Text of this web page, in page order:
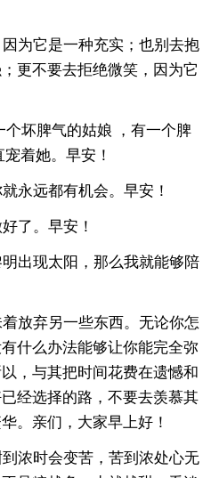
为它是一种充实；也别去抱
更不要去拒绝微笑，因为它
个坏脾气的姑娘 ，有一个脾
着她。早安！
永远都有机会。早安！
了。早安！
出现太阳，那么我就能够陪
放弃另一些东西。无论你怎
什么办法能够让你能完全弥
，与其把时间花费在遗憾和
经选择的路，不要去羡慕其
。亲们，大家早上好！
浓时会变苦，苦到浓处心无